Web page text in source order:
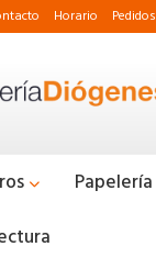
Horario
Papelería